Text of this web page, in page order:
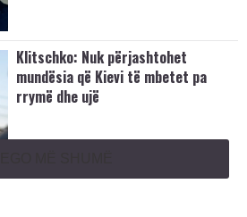
Klitschko: Nuk përjashtohet
mundësia që Kievi të mbetet pa
rrymë dhe ujë